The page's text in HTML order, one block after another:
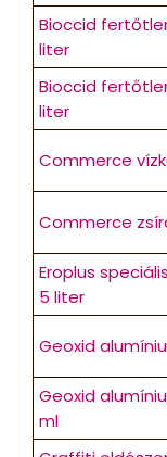
Bioccid
liter
Bioccid
liter
Commerce
Commerce
Eroplus
5 liter
Geoxid
Geoxid
ml